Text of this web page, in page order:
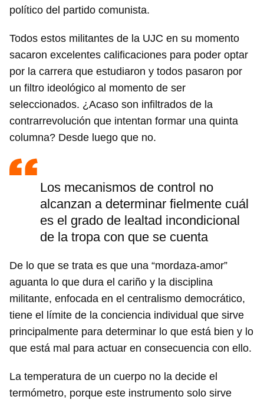
político del partido comunista.
Todos estos militantes de la UJC en su momento
sacaron excelentes calificaciones para poder optar
por la carrera que estudiaron y todos pasaron por
un filtro ideológico al momento de ser
seleccionados. ¿Acaso son infiltrados de la
contrarrevolución que intentan formar una quinta
columna? Desde luego que no.
Los mecanismos de control no
alcanzan a determinar fielmente cuál
es el grado de lealtad incondicional
de la tropa con que se cuenta
De lo que se trata es que una “mordaza-amor”
aguanta lo que dura el cariño y la disciplina
militante, enfocada en el centralismo democrático,
tiene el límite de la conciencia individual que sirve
principalmente para determinar lo que está bien y lo
que está mal para actuar en consecuencia con ello.
La temperatura de un cuerpo no la decide el
termómetro, porque este instrumento solo sirve